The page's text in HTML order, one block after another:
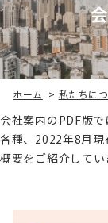
ホーム > 私たちに
会社案内のPDF版
各種、2022年8月現
概要をご紹介してい